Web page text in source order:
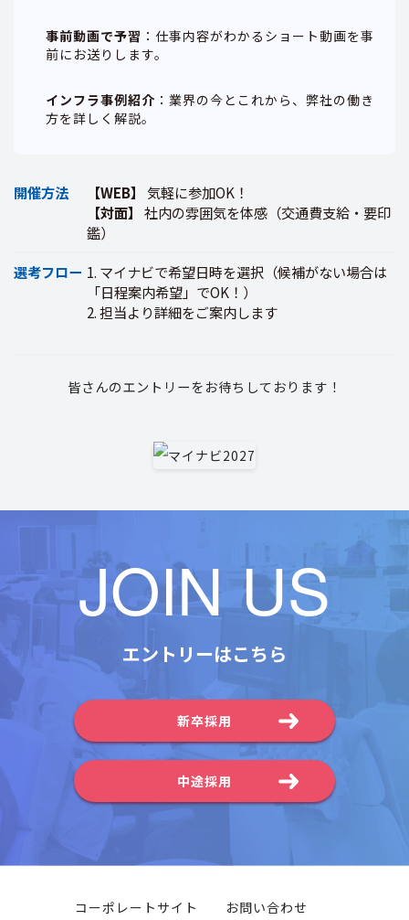
事前動画で予習 ：仕事内容がわかるショート動画を事
前にお送りします。
インフラ事例紹介 ：業界の今とこれから、弊社の働き
方を詳しく解説。
開催方法 【WEB】 気軽に参加OK！
【対面】 社内の雰囲気を体感（交通費支給・要印
鑑）
選考フロー 1. マイナビで希望日時を選択（候補がない場合は
「日程案内希望」でOK！）
2. 担当より詳細をご案内します
皆さんのエントリーをお待ちしております！
JOIN US
エントリーはこちら
新卒採用
中途採用
コーポレートサイト お問い合わせ